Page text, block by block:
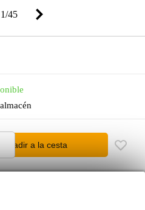
1/45
añadir a la cesta